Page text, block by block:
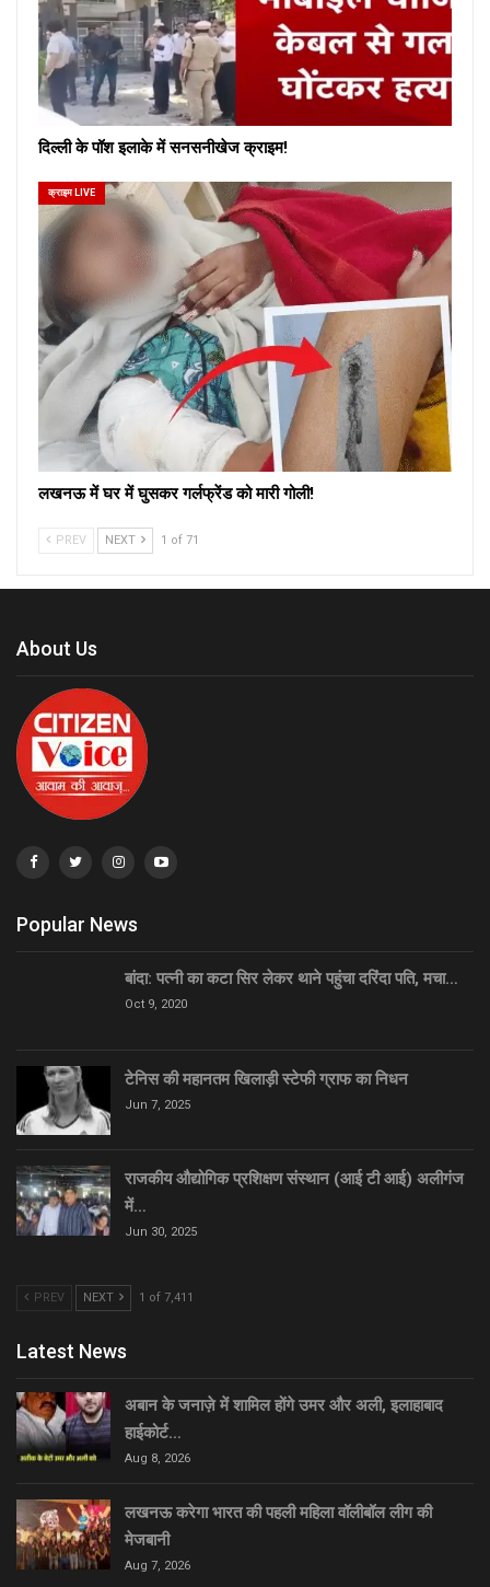
दिल्ली के पॉश इलाके में सनसनीखेज क्राइम!
क्राइम LIVE
लखनऊ में घर में घुसकर गर्लफ्रेंड को मारी गोली!
PREV NEXT 1 of 71
About Us
Popular News
बांदा: पत्नी का कटा सिर लेकर थाने पहुंचा दरिंदा पति, मचा…
Oct 9, 2020
टेनिस की महानतम खिलाड़ी स्टेफी ग्राफ का निधन
Jun 7, 2025
राजकीय औद्योगिक प्रशिक्षण संस्थान (आई टी आई) अलीगंज
में…
Jun 30, 2025
PREV NEXT 1 of 7,411
Latest News
अबान के जनाज़े में शामिल होंगे उमर और अली, इलाहाबाद
हाईकोर्ट…
Aug 8, 2026
लखनऊ करेगा भारत की पहली महिला वॉलीबॉल लीग की
मेजबानी
Aug 7, 2026